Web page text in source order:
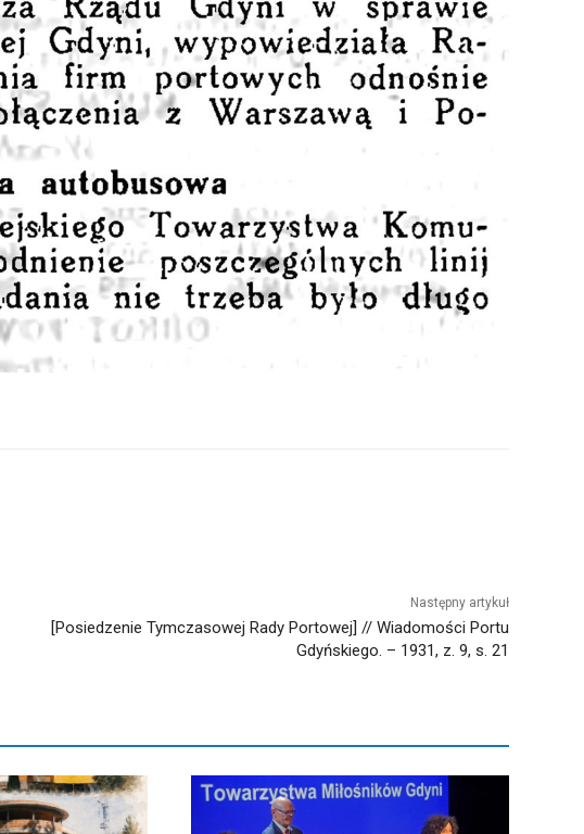
Następny artykuł
[Posiedzenie Tymczasowej Rady Portowej] // Wiadomości Portu
Gdyńskiego. – 1931, z. 9, s. 21